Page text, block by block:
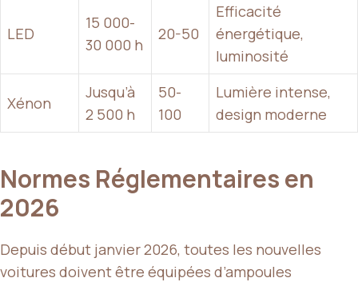
LED
15 000-
30 000 h
20-50
Efficacité
énergétique,
luminosité
Xénon
Jusqu’à
2 500 h
50-
100
Lumière intense,
design moderne
Normes Réglementaires en
2026
Depuis début janvier 2026, toutes les nouvelles
voitures doivent être équipées d’ampoules